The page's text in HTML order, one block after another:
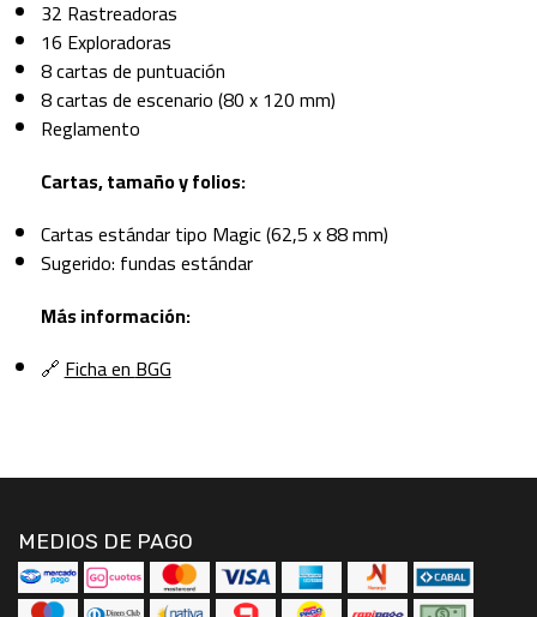
32 Rastreadoras
16 Exploradoras
8 cartas de puntuación
8 cartas de escenario (80 x 120 mm)
Reglamento
Cartas, tamaño y folios:
Cartas estándar tipo Magic (62,5 x 88 mm)
Sugerido: fundas estándar
Más información:
🔗Ficha enBGG
MEDIOS DE PAGO